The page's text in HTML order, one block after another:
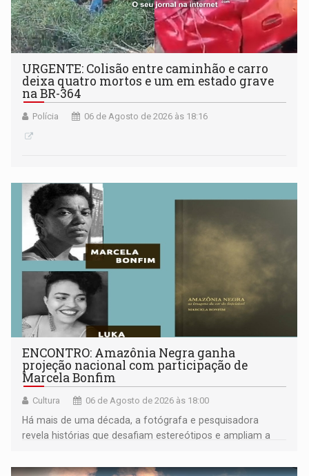
URGENTE: Colisão entre caminhão e carro
deixa quatro mortos e um em estado grave
na BR-364
Polícia 06 de Agosto de 2026 às 18:16
ENCONTRO: Amazônia Negra ganha
projeção nacional com participação de
Marcela Bonfim
Cultura 06 de Agosto de 2026 às 18:00
Há mais de uma década, a fotógrafa e pesquisadora
revela histórias que desafiam estereótipos e ampliam a
negras